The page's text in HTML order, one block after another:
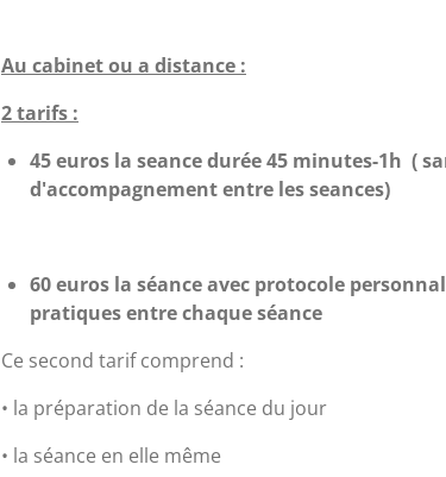
Au cabinet ou a distance :
2 tarifs :
45 euros la seance durée 45 minutes-1h (
d'accompagnement entre les seances)
60 euros la séance avec protocole
pratiques entre chaque séance
Ce second tarif comprend :
• la préparation de la séance du jour
• la séance en elle même